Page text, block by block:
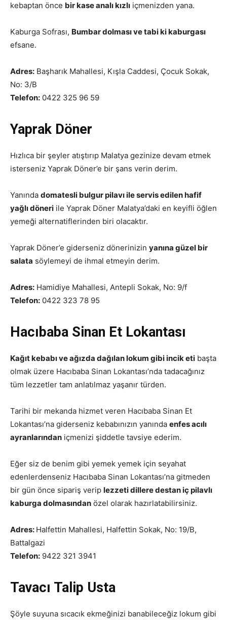
kebaptan önce bir kase analı kızlı içmenizden yana.
Kaburga Sofrası, Bumbar dolması ve tabi ki kaburgası
efsane.
Adres: Başharık Mahallesi, Kışla Caddesi, Çocuk Sokak,
No: 3/B
Telefon: 0422 325 96 59
Yaprak Döner
Hızlıca bir şeyler atıştırıp Malatya gezinize devam etmek
isterseniz Yaprak Döner’e bir şans verin derim.
Yanında domatesli bulgur pilavı ile servis edilen hafif
yağlı döneri ile Yaprak Döner Malatya’daki en keyifli öğlen
yemeği alternatiflerinden biri olacaktır.
Yaprak Döner’e giderseniz dönerinizin yanına güzel bir
salata söylemeyi de ihmal etmeyin derim.
Adres: Hamidiye Mahallesi, Antepli Sokak, No: 9/f
Telefon: 0422 323 78 95
Hacıbaba Sinan Et Lokantası
Kağıt kebabı ve ağızda dağılan lokum gibi incik eti başta
olmak üzere Hacıbaba Sinan Lokantası’nda tadacağınız
tüm lezzetler tam anlatılmaz yaşanır türden.
Tarihi bir mekanda hizmet veren Hacıbaba Sinan Et
Lokantası’na giderseniz kebabınızın yanında enfes acılı
ayranlarından içmenizi şiddetle tavsiye ederim.
Eğer siz de benim gibi yemek yemek için seyahat
edenlerdenseniz Hacıbaba Sinan Lokantası’na gitmeden
bir gün önce sipariş verip lezzeti dillere destan iç pilavlı
kaburga dolmasından özel olarak hazırlatabilirsiniz.
Adres: Halfettin Mahallesi, Halfettin Sokak, No: 19/B,
Battalgazi
Telefon: 9422 321 3941
Tavacı Talip Usta
Şöyle suyuna sıcacık ekmeğinizi banabileceğiz lokum gibi